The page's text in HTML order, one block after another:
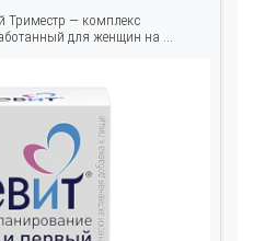
Триместр — комплекс
для женщин на ...